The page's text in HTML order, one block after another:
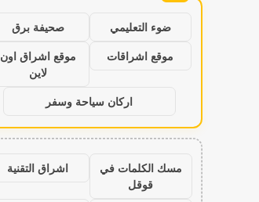
ضوء التعليمي
صحيفة برق
موقع اشراقات
موقع اشراق اون
لاين
اركان سياحة وسفر
مسك الكلمات في
قوقل
اشراق التقنية